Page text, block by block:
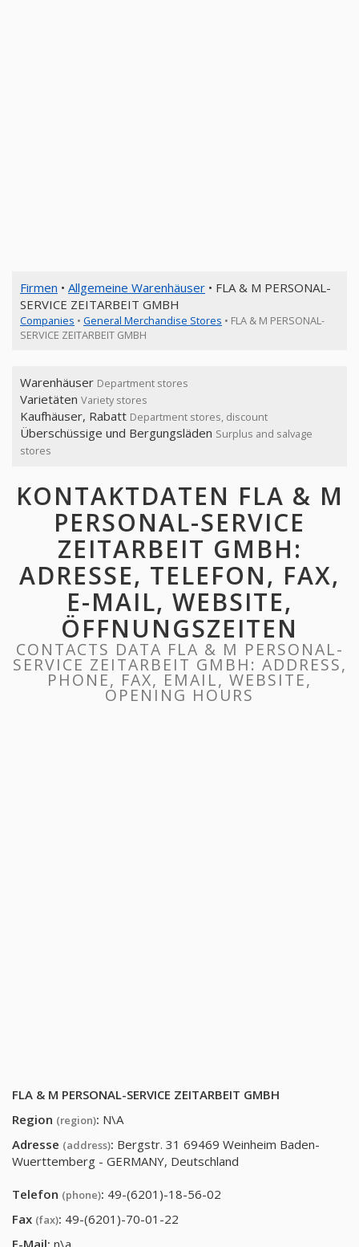
Firmen • Allgemeine Warenhäuser • FLA & M PERSONAL-
SERVICE ZEITARBEIT GMBH
Companies • General Merchandise Stores • FLA & M PERSONAL-
SERVICE ZEITARBEIT GMBH
Warenhäuser Department stores
Varietäten Variety stores
Kaufhäuser, Rabatt Department stores, discount
Überschüssige und Bergungsläden Surplus and salvage
stores
KONTAKTDATEN FLA & M
PERSONAL-SERVICE
ZEITARBEIT GMBH:
ADRESSE, TELEFON, FAX,
E-MAIL, WEBSITE,
ÖFFNUNGSZEITEN
CONTACTS DATA FLA & M PERSONAL-
SERVICE ZEITARBEIT GMBH: ADDRESS,
PHONE, FAX, EMAIL, WEBSITE,
OPENING HOURS
FLA & M PERSONAL-SERVICE ZEITARBEIT GMBH
Region (region): N\A
Adresse (address): Bergstr. 31 69469 Weinheim Baden-
Wuerttemberg - GERMANY, Deutschland
Telefon (phone): 49-(6201)-18-56-02
Fax (fax): 49-(6201)-70-01-22
E-Mail: n\a